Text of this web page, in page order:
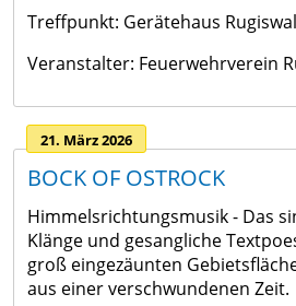
Treffpunkt: Gerätehaus
Veranstalter: Feuerwehrverein
21. März 2026
BOCK OF OSTROCK
Himmelsrichtungsmusik - Das
Klänge und gesangliche
groß eingezäunten
aus einer verschwundenen Zeit.